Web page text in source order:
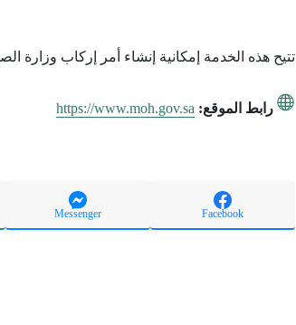
تتيح هذه الخدمة إمكانية إنشاء أمر إركاب وزارة
رابط الموقع: https://www.moh.gov.sa
Facebook
Messenger